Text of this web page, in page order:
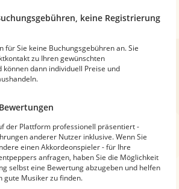
keine Registrierung
für Sie keine Buchungsgebühren an. Sie
zu Ihren gewünschten
dann individuell Preise und
der Plattform professionell präsentiert -
anderer Nutzer inklusive. Wenn Sie
einen Akkordeonspieler - für Ihre
anfragen, haben Sie die Möglichkeit
selbst eine Bewertung abzugeben und helfen
gute Musiker zu finden.